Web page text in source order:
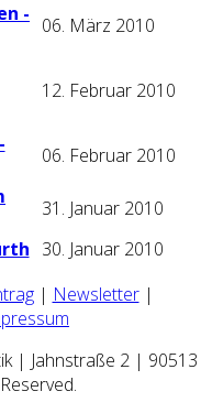
- 06. März 2010
12. Februar 2010
06. Februar 2010
31. Januar 2010
30. Januar 2010
| Newsletter|
| Jahnstraße 2 | 90513